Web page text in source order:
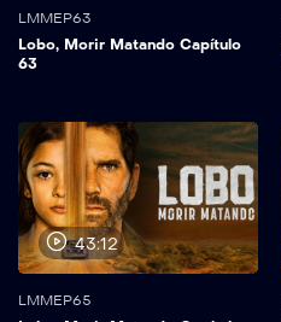
LMMEP63
Lobo, Morir Matando Capítulo
63
43:12
LMMEP65